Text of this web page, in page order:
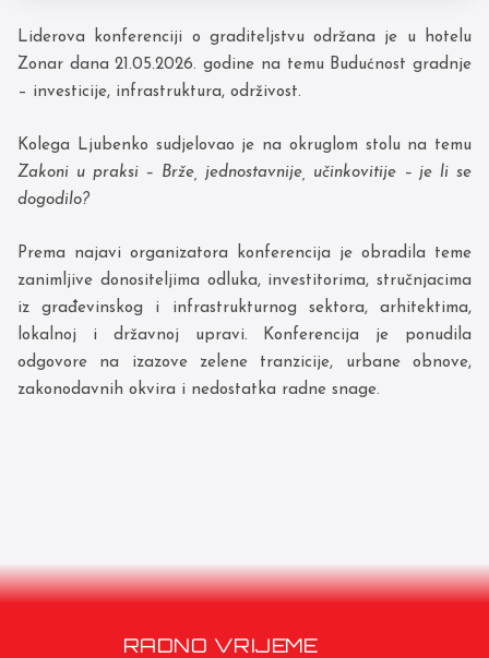
Liderova konferenciji o graditeljstvu održana je u hotelu
Zonar dana 21.05.2026. godine na temu Budućnost gradnje
– investicije, infrastruktura, održivost.
Kolega Ljubenko sudjelovao je na okruglom stolu na temu
Zakoni u praksi – Brže, jednostavnije, učinkovitije – je li se
dogodilo?
Prema najavi organizatora konferencija je obradila teme
zanimljive donositeljima odluka, investitorima, stručnjacima
iz građevinskog i infrastrukturnog sektora, arhitektima,
lokalnoj i državnoj upravi. Konferencija je ponudila
odgovore na izazove zelene tranzicije, urbane obnove,
zakonodavnih okvira i nedostatka radne snage.
RADNO VRIJEME